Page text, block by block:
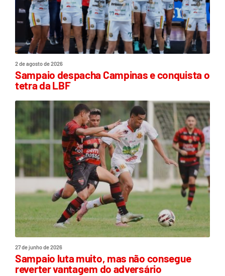
2 de agosto de 2026
Sampaio despacha Campinas e conquista o
tetra da LBF
27 de junho de 2026
Sampaio luta muito, mas não consegue
reverter vantagem do adversário